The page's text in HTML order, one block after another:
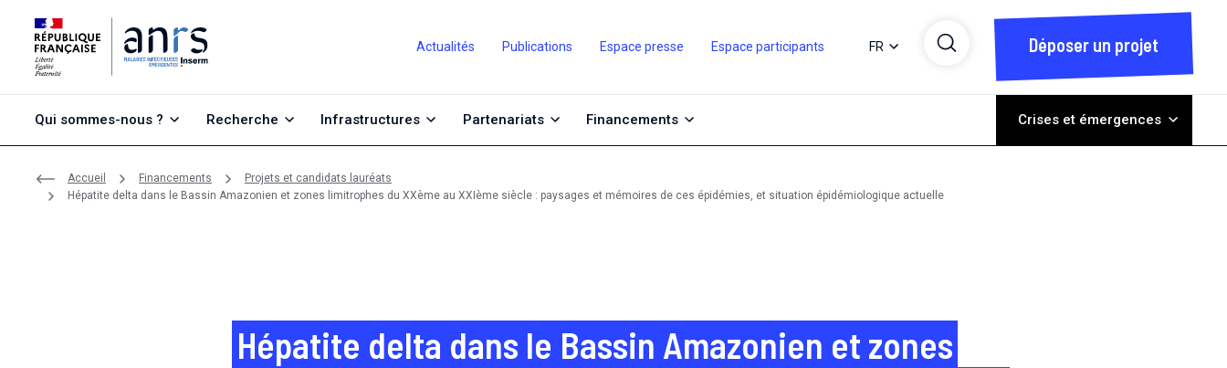
Actualités Publications Espace presse Espace participants FR Déposer un projet
Qui sommes-nous ? Recherche Infrastructures Partenariats Financements Crises et émergences
Accueil Financements
Projets et candidats lauréats
Hépatite delta dans le Bassin Amazonien et zones limitrophes du XXème au XXIème siècle : paysages et mémoires de ces épidémies, et situation épidémiologique actuelle
Hépatite delta dans le Bassin Amazonien et zones